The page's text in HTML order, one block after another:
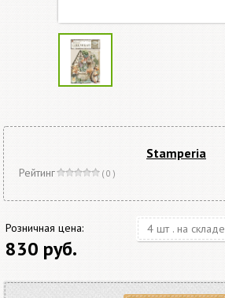
Stamperia
Рейтинг ( 0 )
Розничная цена:
830 руб.
4 шт . на складе